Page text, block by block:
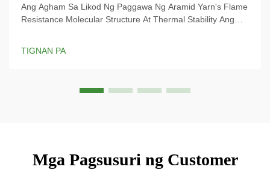
Ang Agham Sa Likod Ng Paggawa Ng Aramid Yarn's Flame
Resistance Molecular Structure At Thermal Stability Ang
TIGNAN PA
Mga Pagsusuri ng Customer